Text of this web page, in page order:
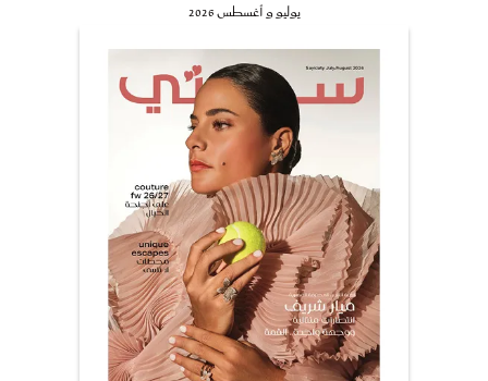
يوليو و أغسطس 2026